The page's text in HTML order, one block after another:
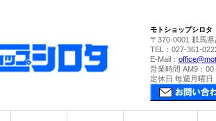
モトショップシロタ
〒370-0001 群馬
TEL：027-361-
E-Mail：
営業時間 AM9：00
定休日 毎週月曜日